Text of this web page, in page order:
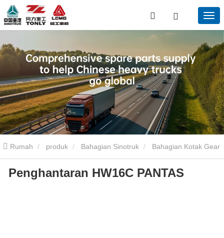
Rumah produk Bahagian Sinotruk Bahagian Kotak Gear
Sinotruk Penghantaran HW16C PANTAS
Penghantaran HW16C PANTAS